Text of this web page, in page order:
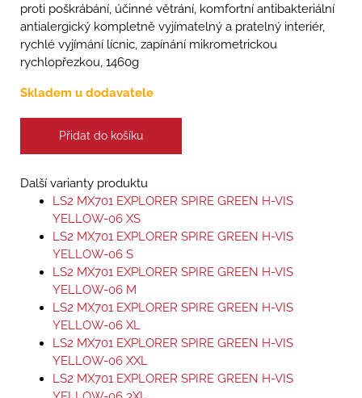
proti poškrábání, účinné větrání, komfortní antibakteriální
antialergický kompletně vyjímatelný a pratelný interiér,
rychlé vyjímání lícnic, zapínání mikrometrickou
rychlopřezkou, 1460g
Skladem u dodavatele
Přidat do košíku
Další varianty produktu
LS2 MX701 EXPLORER SPIRE GREEN H-VIS
YELLOW-06 XS
LS2 MX701 EXPLORER SPIRE GREEN H-VIS
YELLOW-06 S
LS2 MX701 EXPLORER SPIRE GREEN H-VIS
YELLOW-06 M
LS2 MX701 EXPLORER SPIRE GREEN H-VIS
YELLOW-06 XL
LS2 MX701 EXPLORER SPIRE GREEN H-VIS
YELLOW-06 XXL
LS2 MX701 EXPLORER SPIRE GREEN H-VIS